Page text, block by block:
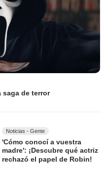
saga de terror
Noticias - Gente
'Cómo conocí a vuestra
madre': ¡Descubre qué actriz
rechazó el papel de Robin!